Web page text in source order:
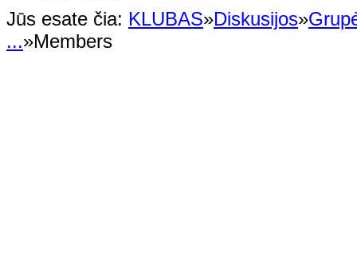
Jūs esate čia: KLUBAS»Diskusijos»
...»Members